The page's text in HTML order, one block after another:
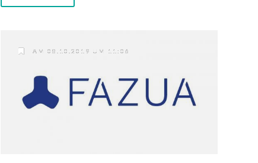
AM 08.10.2019 UM 11:06